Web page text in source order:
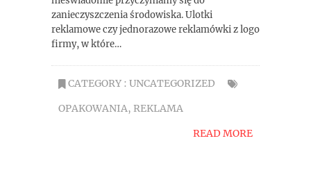
zanieczyszczenia środowiska. Ulotki
reklamowe czy jednorazowe reklamówki z logo
firmy, w które…
CATEGORY : UNCATEGORIZED
OPAKOWANIA, REKLAMA
READ MORE